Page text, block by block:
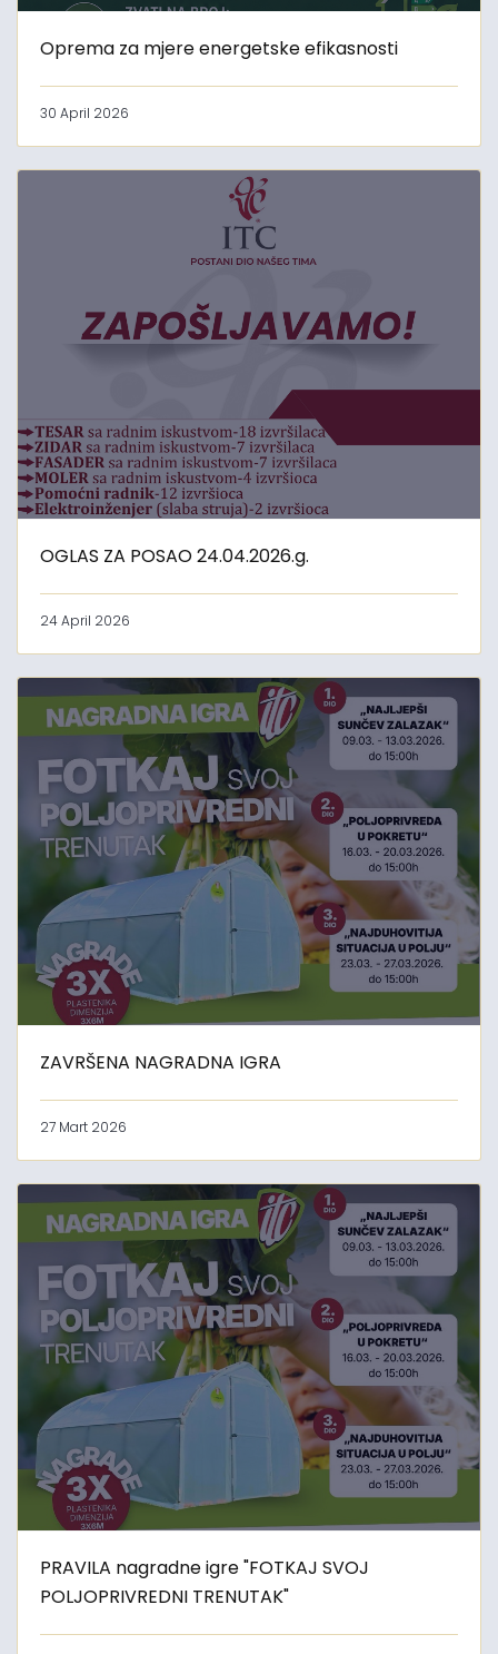
Oprema za mjere energetske efikasnosti
30 April 2026
OGLAS ZA POSAO 24.04.2026.g.
24 April 2026
ZAVRŠENA NAGRADNA IGRA
27 Mart 2026
PRAVILA nagradne igre "FOTKAJ SVOJ
POLJOPRIVREDNI TRENUTAK"